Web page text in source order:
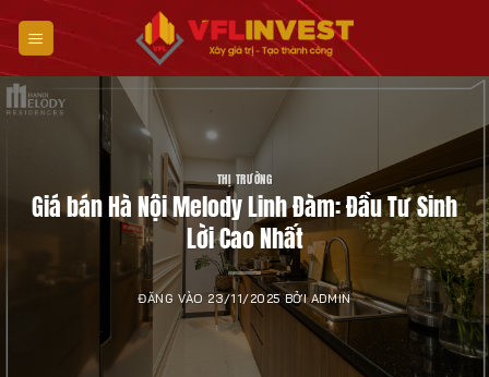
qua
nội
dung
THỊ TRƯỜNG
Giá bán Hà Nội Melody Linh Đàm: Đầu Tư Sinh
Lời Cao Nhất
ĐĂNG VÀO23/11/2025 BỞIADMIN